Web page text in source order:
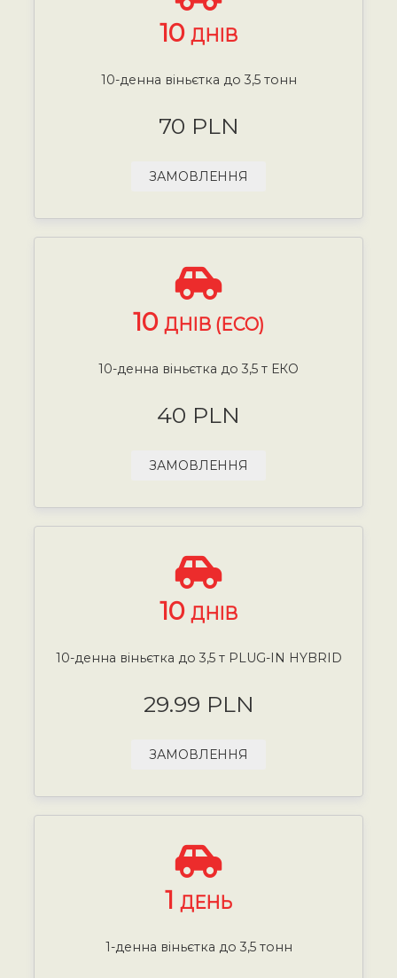
10 ДНІВ
10-денна віньєтка до 3,5 тонн
70 PLN
ЗАМОВЛЕННЯ
10 ДНІВ (ECO)
10-денна віньєтка до 3,5 т ЕКО
40 PLN
ЗАМОВЛЕННЯ
10 ДНІВ
10-денна віньєтка до 3,5 т PLUG-IN HYBRID
29.99 PLN
ЗАМОВЛЕННЯ
1 ДЕНЬ
1-денна віньєтка до 3,5 тонн